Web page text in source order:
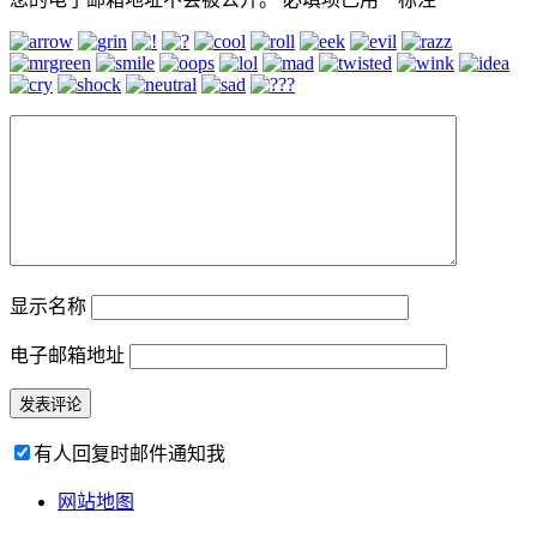
显示名称
电子邮箱地址
有人回复时邮件通知我
网站地图